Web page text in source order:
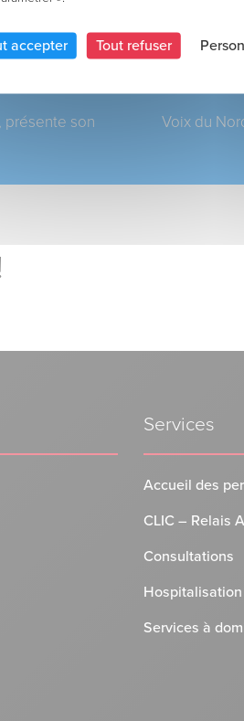
présente son
Voix du
Services
Accueil des
CLIC – Relais
Consultations
Hospitalisation
Services à
accepter Tout refuser